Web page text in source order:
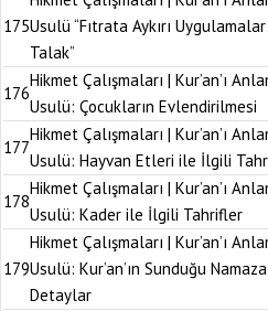
175Usulü “Fıtrata Aykırı Uygulamalar:
Talak”
176
Hikmet Çalışmaları | Kur’an’ı
Usulü: Çocukların Evlendirilmesi
177
Hikmet Çalışmaları | Kur’an’ı
Usulü: Hayvan Etleri ile İlgili
178
Hikmet Çalışmaları | Kur’an’ı
Usulü: Kader ile İlgili Tahrifler
179
Hikmet Çalışmaları | Kur’an’ı
Usulü: Kur’an’ın Sunduğu
Detaylar